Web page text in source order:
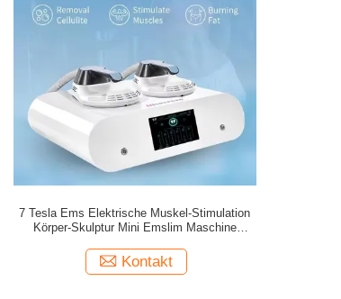
7 Tesla Ems Elektrische Muskel-Stimulation
Körper-Skulptur Mini Emslim Maschine
Kontakt